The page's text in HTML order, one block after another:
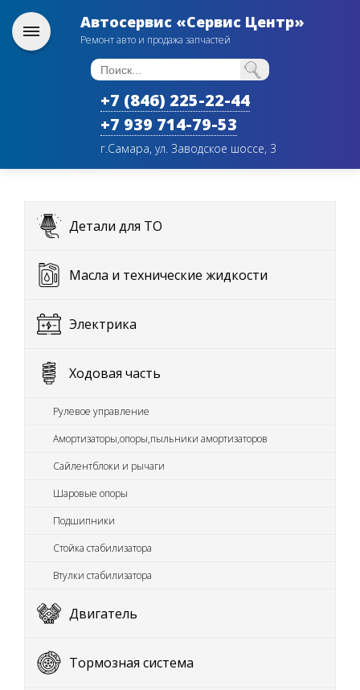
Автосервис «Сервис Центр»
Ремонт авто и продажа запчастей
+7 (846) 225-22-44
+7 939 714-79-53
г.Самара, ул. Заводское шоссе, 3
Детали для ТО
Масла и технические жидкости
Электрика
Ходовая часть
Рулевое управление
Амортизаторы,опоры,пыльники амортизаторов
Сайлентблоки и рычаги
Шаровые опоры
Подшипники
Стойка стабилизатора
Втулки стабилизатора
Двигатель
Тормозная система